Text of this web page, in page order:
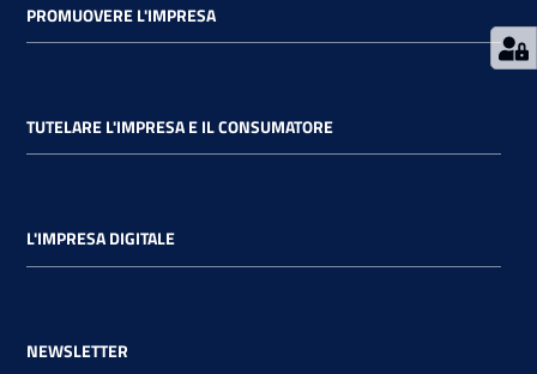
PROMUOVERE L'IMPRESA
TUTELARE L'IMPRESA E IL CONSUMATORE
L'IMPRESA DIGITALE
NEWSLETTER